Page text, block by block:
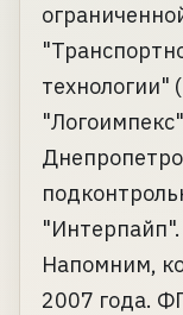
технологии"
"Интерпайп".
Напомним,
2007 года.